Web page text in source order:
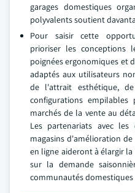
garages domestiques
polyvalents soutient
Pour saisir cette
prioriser les conceptions
poignées ergonomiques et
adaptés aux utilisateurs
de l'attrait esthétique,
configurations
marchés de la vente au
Les partenariats avec
magasins d'amélioration
en ligne aideront à élargir
sur la demande
communautés domestiques